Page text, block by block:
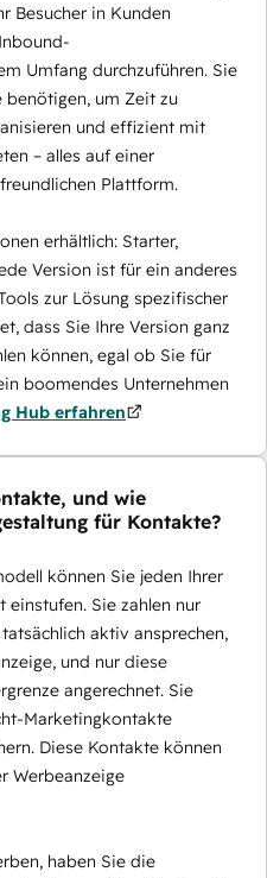
Besucher in Kunden
Umfang durchzuführen. Sie
benötigen, um Zeit zu
und effizient mit
– alles auf einer
Plattform.
erhältlich: Starter,
Version ist für ein anderes
zur Lösung spezifischer
dass Sie Ihre Version ganz
können, egal ob Sie für
boomendes Unternehmen
Hub erfahren
und wie
für Kontakte?
können Sie jeden Ihrer
Sie zahlen nur
aktiv ansprechen,
und nur diese
angerechnet. Sie
Marketingkontakte
Diese Kontakte können
Werbeanzeige
haben Sie die